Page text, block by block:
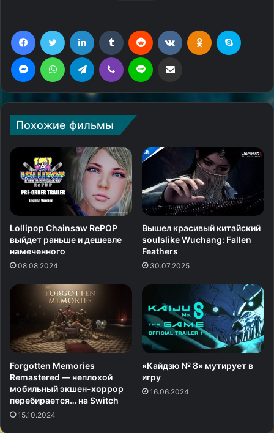
FacebookTwitter LinkedIn Tumblr Reddit ВконтактеОдноклассники
MessengerWhatsAppTelegram Viber Line Поделиться через электронную почту
Похожие фильмы
Lollipop Chainsaw RePOP
выйдет раньше и дешевле
намеченного
08.08.2024
Вышел красивый китайский
soulslike Wuchang: Fallen
Feathers
30.07.2025
Forgotten Memories
Remastered — неплохой
мобильный экшен-хоррор
перебирается… на Switch
15.10.2024
«Кайдзю № 8» мутирует в
игру
16.06.2024